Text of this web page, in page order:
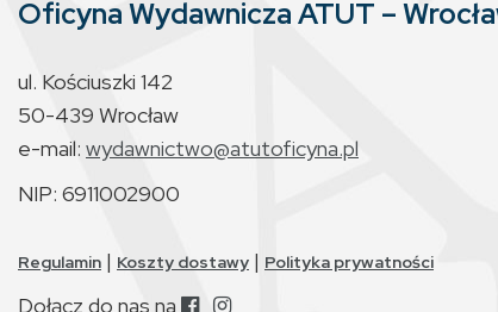
Oficyna Wydawnicza ATUT –
ul. Kościuszki 142
50-439 Wrocław
e-mail: wydawnictwo@atutoficyna.pl
NIP: 6911002900
Regulamin | Koszty dostawy | Polityka prywatności
Dołącz do nas na